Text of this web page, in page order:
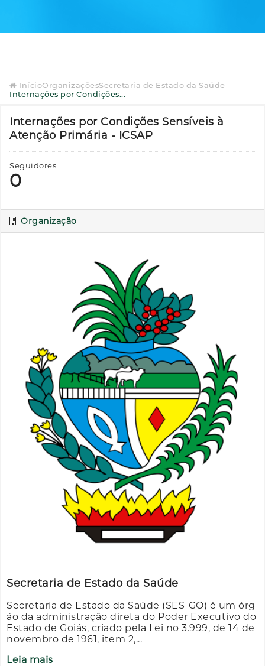
InícioOrganizaçõesSecretaria de Estado da Saúde
Internações por Condições...
Internações por Condições Sensíveis à
Atenção Primária - ICSAP
Seguidores
0
Organização
Secretaria de Estado da Saúde
Secretaria de Estado da Saúde (SES-GO) é um órg
ão da administração direta do Poder Executivo do
Estado de Goiás, criado pela Lei no 3.999, de 14 de
novembro de 1961, item 2,...
Leia mais